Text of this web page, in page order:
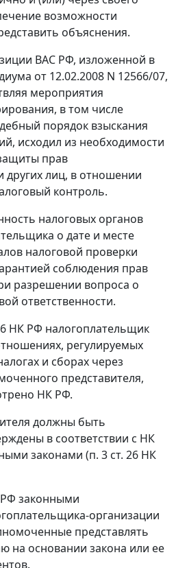
возможности
объяснения.
ВАС РФ, изложенной в
от 12.02.2008 N 12566/07,
мероприятия
в том числе
порядок взыскания
исходил из необходимости
прав
других лиц, в отношении
контроль.
налоговых органов
о дате и месте
налоговой проверки
соблюдения прав
разрешении вопроса о
ответственности.
НК РФ налогоплательщик
регулируемых
и сборах через
представителя,
НК РФ.
должны быть
в соответствии с НК
законами (п. 3 ст. 26 НК
законными
организации
представлять
на основании закона или ее